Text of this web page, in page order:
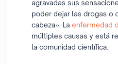
agravadas sus
poder dejar las drogas o
cabeza». La enfermedad
múltiples causas y está
la comunidad científica.